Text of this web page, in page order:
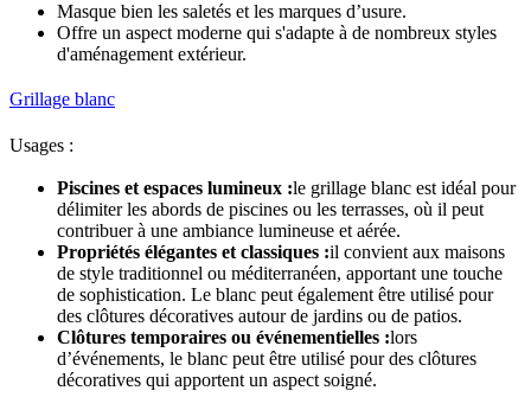
Masque bien les saletés et les marques d’usure.
Offre un aspect moderne qui s'adapte à de nombreux styles
d'aménagement extérieur.
Grillage blanc
Usages :
Piscines et espaces lumineux :le grillage blanc est idéal pour
délimiter les abords de piscines ou les terrasses, où il peut
contribuer à une ambiance lumineuse et aérée.
Propriétés élégantes et classiques :il convient aux maisons
de style traditionnel ou méditerranéen, apportant une touche
de sophistication. Le blanc peut également être utilisé pour
des clôtures décoratives autour de jardins ou de patios.
Clôtures temporaires ou événementielles :lors
d’événements, le blanc peut être utilisé pour des clôtures
décoratives qui apportent un aspect soigné.